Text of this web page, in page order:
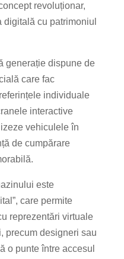
revoluționar,
cu patrimoniul
generație dispune de
care fac
individuale
interactive
vehiculele în
de cumpărare
este
care permite
reprezentări virtuale
precum designeri sau
o punte între accesul